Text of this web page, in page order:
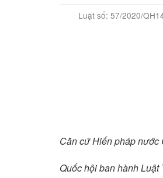
Luật số: 57/2020/
Căn cứ Hiến pháp nước
Quốc hội ban hành Luật